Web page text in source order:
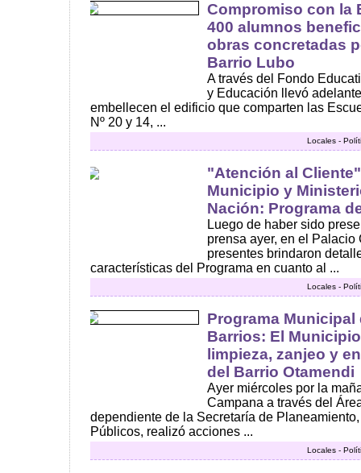
Compromiso con la
400 alumnos
obras concretadas
Barrio Lubo
A través del Fondo
y Educación llevó
embellecen el edificio que comparten las
Nº 20 y 14, ...
Locales -
"Atención al
Municipio y
Nación: Programa
Luego de haber sido
prensa ayer, en el
presentes brindaron
características del Programa en cuanto al ...
Locales -
Programa
Barrios: El
limpieza, zanjeo y
del Barrio Otamendi
Ayer miércoles por la
Campana a través del
dependiente de la Secretaría de
Públicos, realizó acciones ...
Locales -